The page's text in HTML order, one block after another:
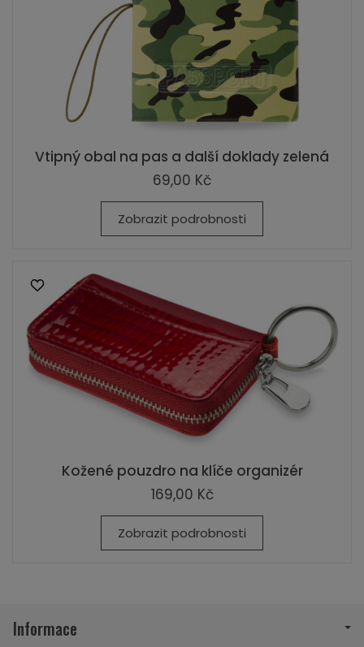
Vtipný obal na pas a další doklady zelená
69,00 Kč
Zobrazit podrobnosti
Kožené pouzdro na klíče organizér
169,00 Kč
Zobrazit podrobnosti
Informace